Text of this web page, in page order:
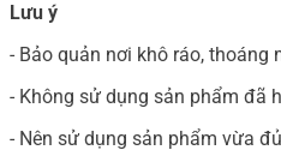
Lưu ý
- Bảo quản nơi khô ráo, thoáng
- Không sử dụng sản phẩm đã
- Nên sử dụng sản phẩm vừa